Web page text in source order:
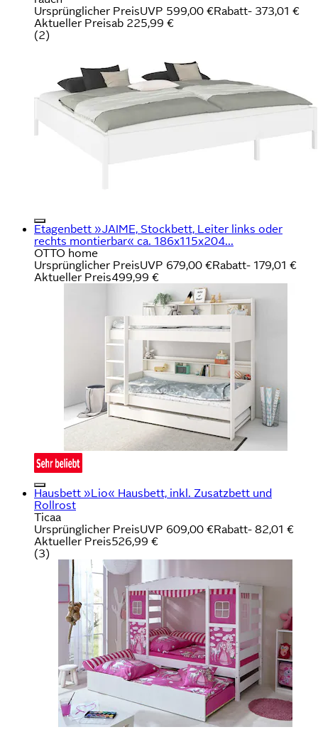
Ursprünglicher PreisUVP 599,00 €Rabatt- 373,01 €
Aktueller Preisab 225,99 €
(2)
Etagenbett »JAIME, Stockbett, Leiter links oder
rechts montierbar« ca. 186x115x204...
OTTO home
Ursprünglicher PreisUVP 679,00 €Rabatt- 179,01 €
Aktueller Preis499,99 €
Hausbett »Lio« Hausbett, inkl. Zusatzbett und
Rollrost
Ticaa
Ursprünglicher PreisUVP 609,00 €Rabatt- 82,01 €
Aktueller Preis526,99 €
(3)